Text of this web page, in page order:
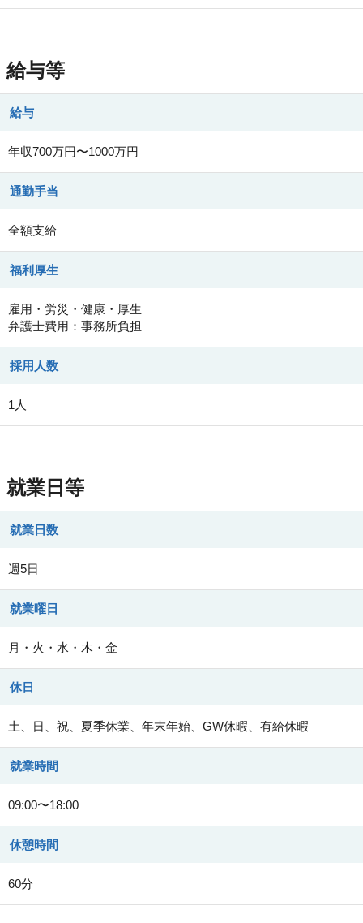
給与等
給与
年収700万円〜1000万円
通勤手当
全額支給
福利厚生
雇用・労災・健康・厚生
弁護士費用：事務所負担
採用人数
1人
就業日等
就業日数
週5日
就業曜日
月・火・水・木・金
休日
土、日、祝、夏季休業、年末年始、GW休暇、有給休暇
就業時間
09:00〜18:00
休憩時間
60分